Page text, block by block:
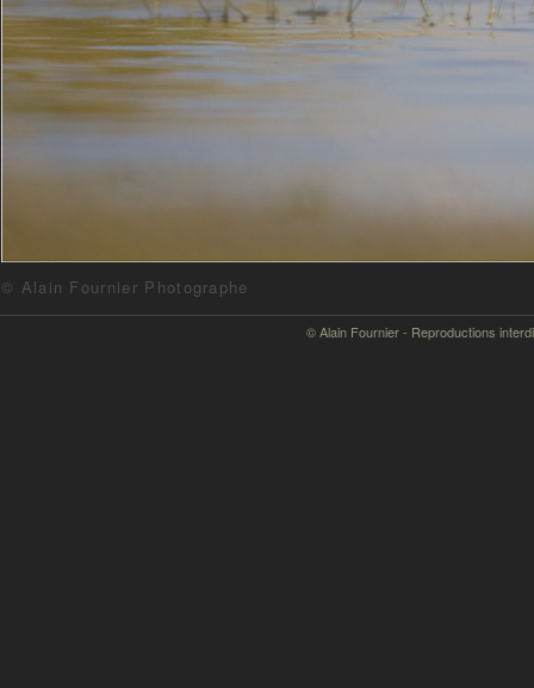
© Alain Fournier Photographe
© Alain Fournier - Reproductions